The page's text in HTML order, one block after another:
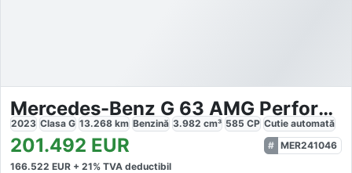
Mercedes-Benz G 63 AMG Performance Technik Night Exclusive AHK
2023 Clasa G 13.268 km Benzină 3.982 cm³ 585 CP Cutie automată
201.492 EUR
MER241046
166.522 EUR + 21% TVA deductibil